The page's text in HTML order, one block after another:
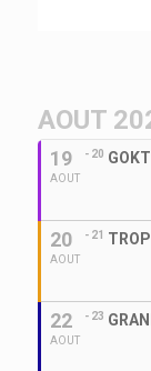
AOUT
19
AOUT
- 20
20
AOUT
- 21
22
AOUT
- 23